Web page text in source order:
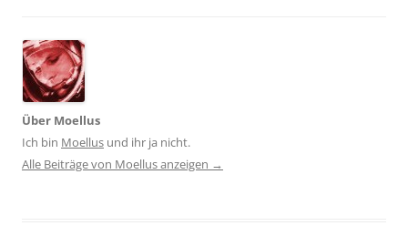
Über Moellus
Ich bin Moellus und ihr ja nicht.
Alle Beiträge von Moellus anzeigen →